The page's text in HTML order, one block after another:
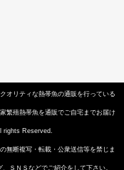
オリティな熱帯魚の通販 を行っている
繁殖熱帯魚 を通販でご自宅までお届け
rights Reserved.
無断複写・転載・公衆送信等を禁じま
ＳＮＳなどでご紹介をして下さい。